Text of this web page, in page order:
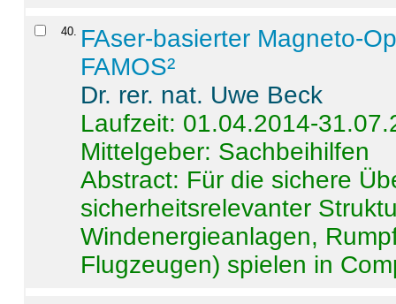
40. FAser-basierter Magneto-
FAMOS²
Dr. rer. nat. Uwe Beck
Laufzeit: 01.04.2014-
Mittelgeber: Sachbeihilfen
Abstract: Für die sichere
sicherheitsrelevanter
Windenergieanlagen,
Flugzeugen) spielen in